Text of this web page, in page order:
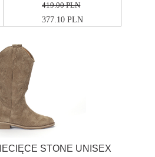
419.00 PLN
377.10 PLN
STONE UNISEX